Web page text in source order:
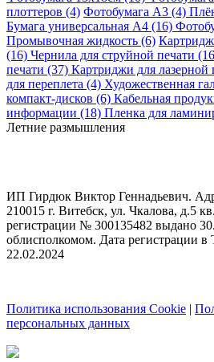
плоттеров (4) Фотобумага A3 (4)
Бумага универсальная A4 (16)
Промывочная жидкость (6)
(16) Чернила для струйной печати
печати (37) Картриджи для лазерной
для переплета (4) Художественная
компакт-дисков (6) Кабельная
информации (18) Пленка для
Летние размышления
ИП Гирдюк Виктор Геннадьевич.
210015 г. Витебск, ул. Чкалова, д.5
регистрации № 300135482 выдано
облисполкомом. Дата регистрации в
22.02.2024
Политика использования Cookie |
персональных данных